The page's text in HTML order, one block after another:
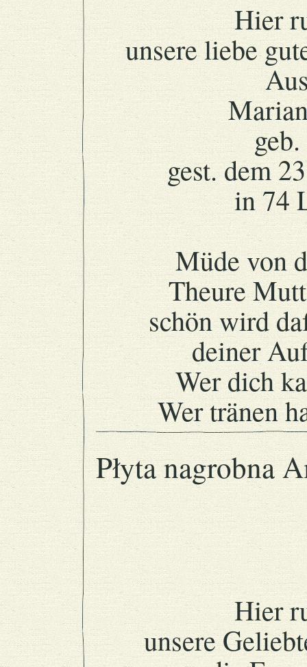
Hier
unsere liebe
gest. dem
in 74
Müde von
Theure
schön wird
deiner
Wer dich
Wer tränen
Płyta nagrobna
Hier
unsere